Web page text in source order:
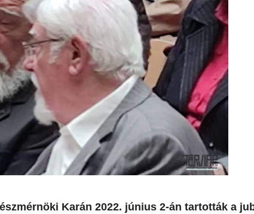
Karán 2022. június 2-án tartották a